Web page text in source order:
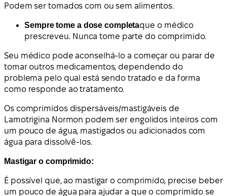
Podem ser tomados com ou sem alimentos.
Sempre tome a dose completaque o médico
prescreveu. Nunca tome parte do comprimido.
Seu médico pode aconselhá-lo a começar ou parar de
tomar outros medicamentos, dependendo do
problema pelo qual está sendo tratado e da forma
como responde ao tratamento.
Os comprimidos dispersáveis/mastigáveis de
Lamotrigina Normon podem ser engolidos inteiros com
um pouco de água, mastigados ou adicionados com
água para dissolvê-los.
Mastigar o comprimido:
É possível que, ao mastigar o comprimido, precise beber
um pouco de água para ajudar a que o comprimido se